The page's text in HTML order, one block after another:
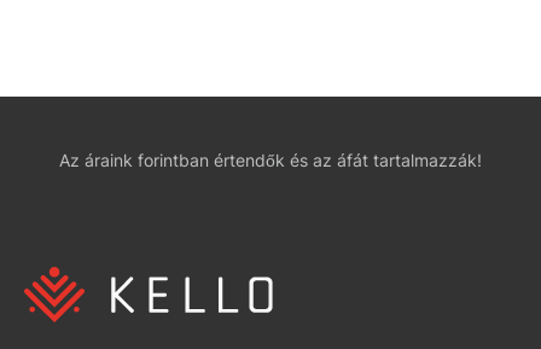
Az áraink forintban értendők és az áfát tartalmazzák!